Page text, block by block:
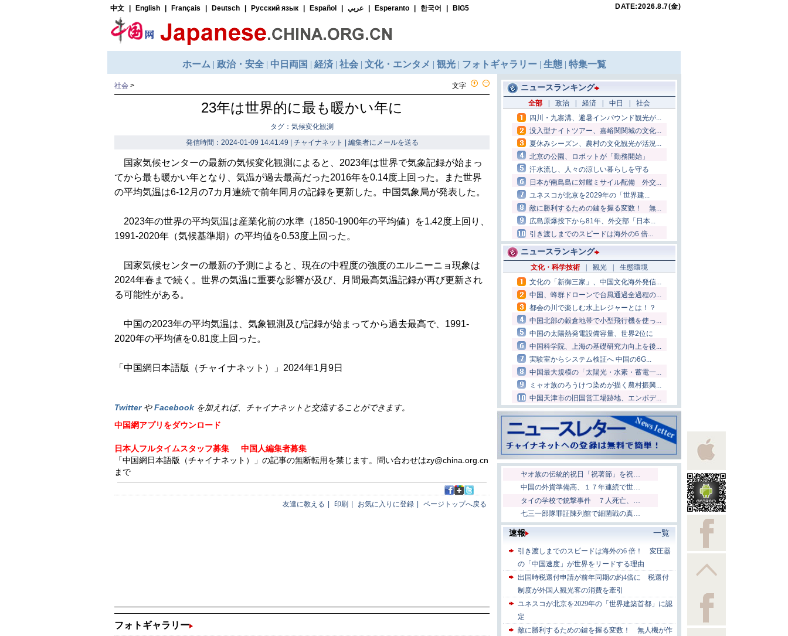
文字
社会 >
23年は世界的に最も暖かい年に
タグ：気候変化観測
発信時間：2024-01-09 14:41:49 | チャイナネット | 編集者にメールを送る
国家気候センターの最新の気候変化観測によると、2023年は世界で気象記録が始まっ
てから最も暖かい年となり、気温が過去最高だった2016年を0.14度上回った。また世界
の平均気温は6-12月の7カ月連続で前年同月の記録を更新した。中国気象局が発表した。
2023年の世界の平均気温は産業化前の水準（1850-1900年の平均値）を1.42度上回り、
1991-2020年（気候基準期）の平均値を0.53度上回った。
国家気候センターの最新の予測によると、現在の中程度の強度のエルニーニョ現象は
2024年春まで続く。世界の気温に重要な影響が及び、月間最高気温記録が再び更新され
る可能性がある。
中国の2023年の平均気温は、気象観測及び記録が始まってから過去最高で、1991-
2020年の平均値を0.81度上回った。
「中国網日本語版（チャイナネット）」2024年1月9日
Twitter やFacebook を加えれば、チャイナネットと交流することができます。
中国網アプリをダウンロード
日本人フルタイムスタッフ募集
中国人編集者募集
「中国網日本語版（チャイナネット）」の記事の無断転用を禁じます。問い合わせはzy@china.org.cn
まで
友達に教える 印刷 お気に入りに登録 ページトップへ戻る